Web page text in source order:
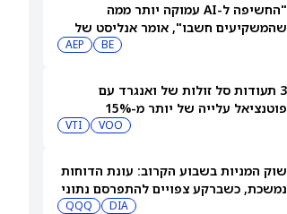
"החשיפה ל-AI עמוקה יותר ממה
שהמשקיעים חשבו", אומר אנליסט של
אוורקור על בלום אנרג'י (BE); המניה
BE
AEP
3 תעודות סל זולות של ואנגרד עם
פוטנציאל עלייה של יותר מ-15%
VOO
VTI
שוק המניות בשבוע הקרוב: עונת הדוחות
נמשכת, כשברקע צפויים להתפרסם נתוני
DIA
QQQ